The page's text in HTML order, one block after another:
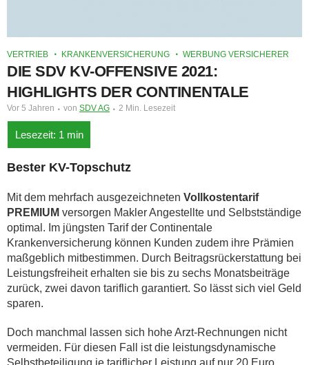
VERTRIEB KRANKENVERSICHERUNG WERBUNG VERSICHERER
DIE SDV KV-OFFENSIVE 2021:
HIGHLIGHTS DER CONTINENTALE
Vor 5 Jahren von SDV AG 2 Min. Lesezeit
Bester KV-Topschutz
Mit dem mehrfach ausgezeichneten Vollkostentarif
PREMIUM versorgen Makler Angestellte und Selbstständige
optimal. Im jüngsten Tarif der Continentale
Krankenversicherung können Kunden zudem ihre Prämien
maßgeblich mitbestimmen. Durch Beitragsrückerstattung bei
Leistungsfreiheit erhalten sie bis zu sechs Monatsbeiträge
zurück, zwei davon tariflich garantiert. So lässt sich viel Geld
sparen.
Doch manchmal lassen sich hohe Arzt-Rechnungen nicht
vermeiden. Für diesen Fall ist die leistungsdynamische
Selbstbeteiligung je tariflicher Leistung auf nur 20 Euro